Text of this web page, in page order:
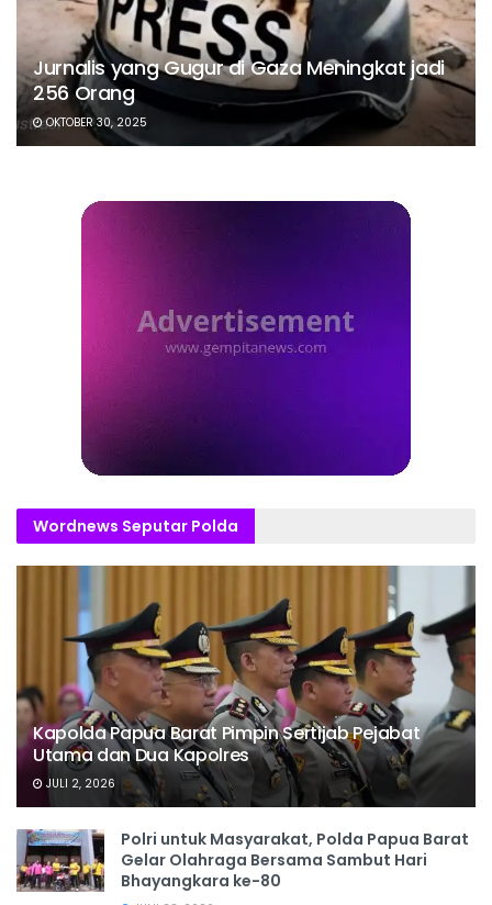
Jurnalis yang Gugur di Gaza Meningkat jadi
256 Orang
OKTOBER 30, 2025
Wordnews Seputar Polda
Kapolda Papua Barat Pimpin Sertijab Pejabat
Utama dan Dua Kapolres
JULI 2, 2026
Polri untuk Masyarakat, Polda Papua Barat
Gelar Olahraga Bersama Sambut Hari
Bhayangkara ke-80